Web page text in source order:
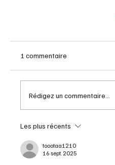
1 commentaire
Rédigez un commentaire...
Les plus récents
toootaa1210
16 sept. 2025